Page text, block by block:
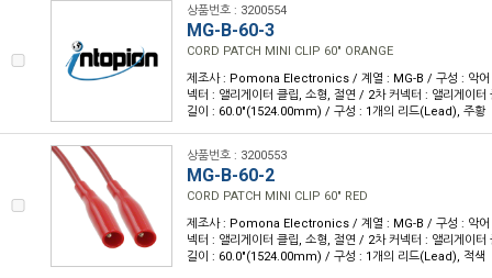
상품번호 : 3200554
MG-B-60-3
CORD PATCH MINI CLIP 60" ORANGE
제조사 : Pomona Electronics / 계열 : MG-B / 구성 : 악어
넥터 : 앨리게이터 클립, 소형, 절연 / 2차 커넥터 : 앨리게이
길이 : 60.0"(1524.00mm) / 구성 : 1개의 리드(Lead), 주황
상품번호 : 3200553
MG-B-60-2
CORD PATCH MINI CLIP 60" RED
제조사 : Pomona Electronics / 계열 : MG-B / 구성 : 악어
넥터 : 앨리게이터 클립, 소형, 절연 / 2차 커넥터 : 앨리게이
길이 : 60.0"(1524.00mm) / 구성 : 1개의 리드(Lead), 적색